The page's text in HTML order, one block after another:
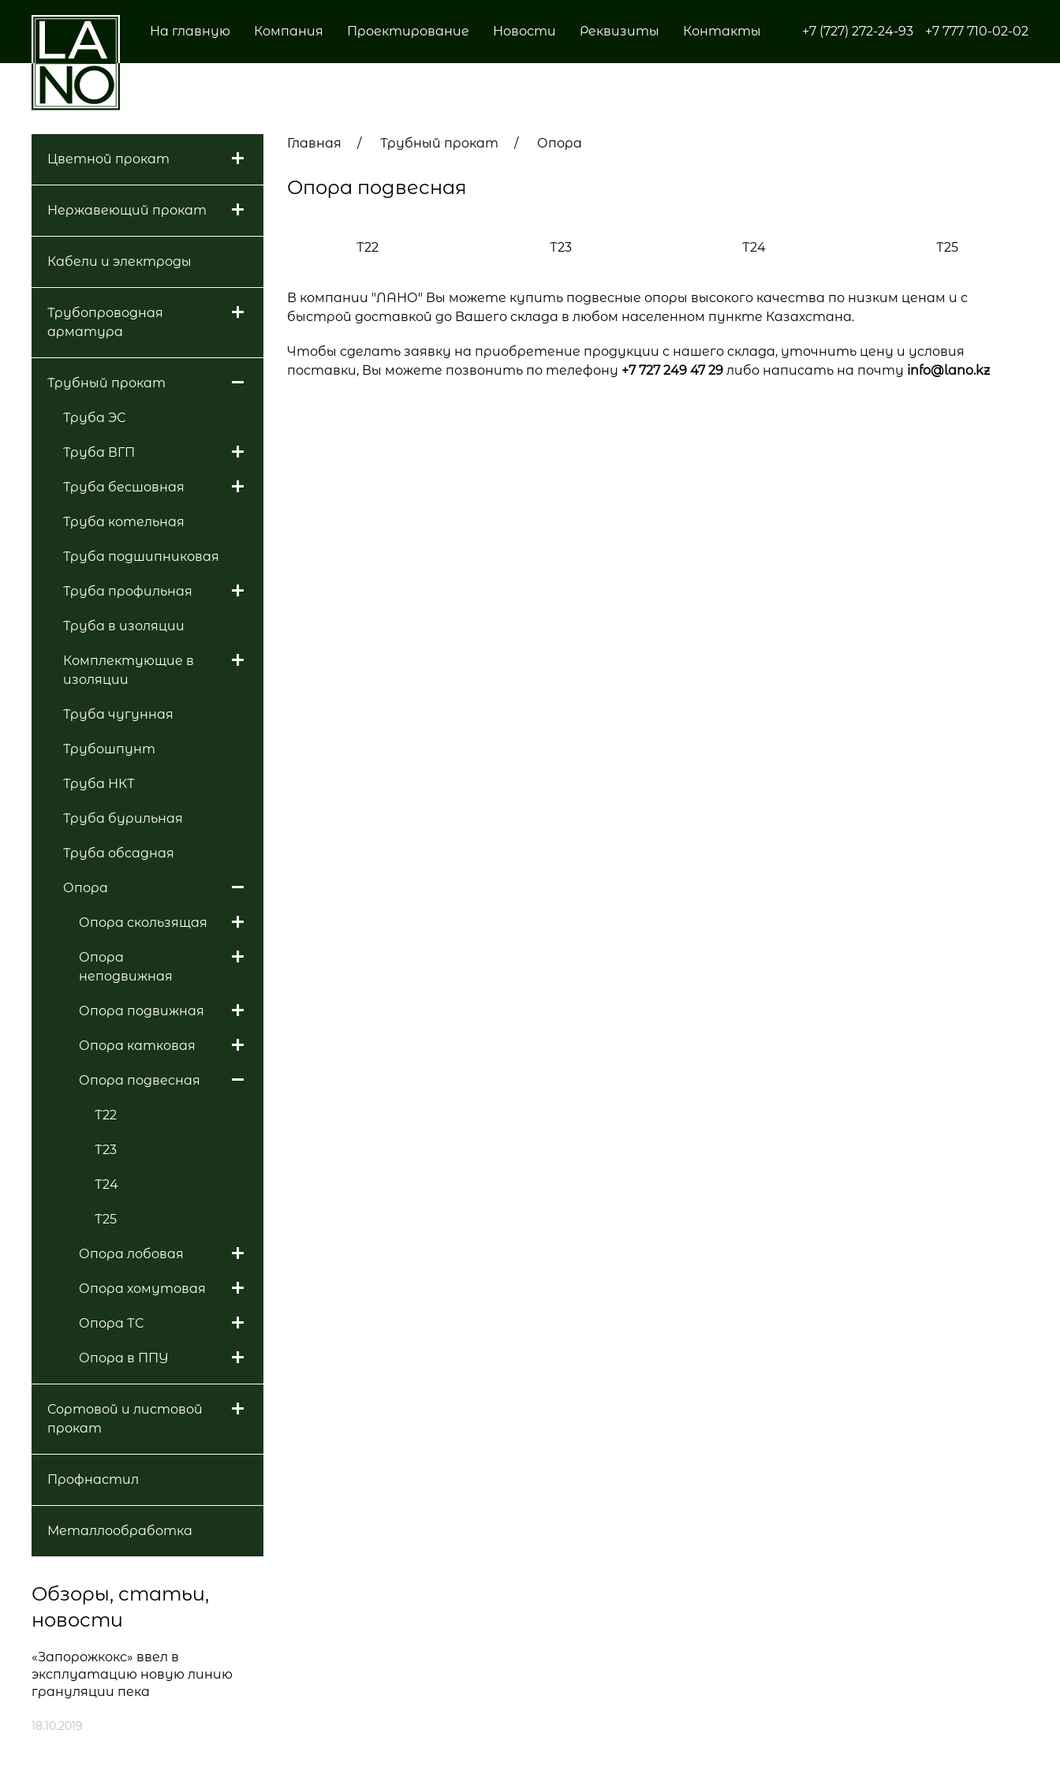
На главную Компания Проектирование Новости Реквизиты Контакты +7 (727) 272-24-93 +7 777 710-02-02
Цветной прокат
Нержавеющий прокат
Кабели и электроды
Трубопроводная
арматура
Трубный прокат
Труба ЭС
Труба ВГП
Труба бесшовная
Труба котельная
Труба подшипниковая
Труба профильная
Труба в изоляции
Комплектующие в
изоляции
Труба чугунная
Трубошпунт
Труба НКТ
Труба бурильная
Труба обсадная
Опора
Опора скользящая
Опора
неподвижная
Опора подвижная
Опора катковая
Опора подвесная
Т22
Т23
Т24
Т25
Опора лобовая
Опора хомутовая
Опора ТС
Опора в ППУ
Сортовой и листовой
прокат
Профнастил
Металлообработка
Главная Трубный прокат Опора
Опора подвесная
Т22 Т23 Т24 Т25
В компании "ЛАНО" Вы можете купить подвесные опоры высокого качества по низким ценам и с
быстрой доставкой до Вашего склада в любом населенном пункте Казахстана.
Чтобы сделать заявку на приобретение продукции с нашего склада, уточнить цену и условия
поставки, Вы можете позвонить по телефону +7 727 249 47 29 либо написать на почту info@lano.kz
Обзоры, статьи,
новости
«Запорожкокс» ввел в
эксплуатацию новую линию
грануляции пека
18.10.2019